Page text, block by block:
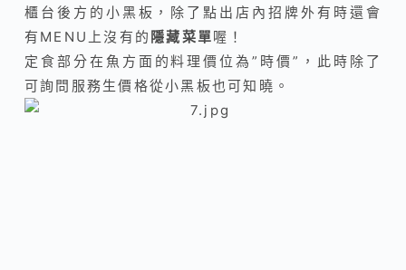
櫃台後方的小黑板，除了點出店內招牌外有時還會
有MENU上沒有的 隱藏菜單喔！
定食部分在魚方面的料理價位為”時價”，此時除了
可詢問服務生價格從小黑板也可知曉。